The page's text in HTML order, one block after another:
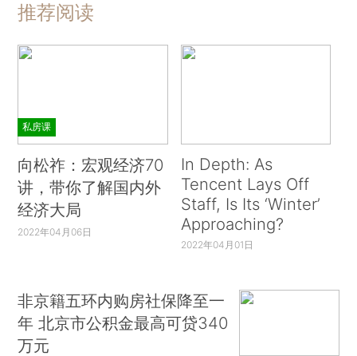
推荐阅读
私房课
向松祚：宏观经济70
讲，带你了解国内外
经济大局
2022年04月06日
In Depth: As
Tencent Lays Off
Staff, Is Its ‘Winter’
Approaching?
2022年04月01日
非京籍五环内购房社保降至一
年 北京市公积金最高可贷340
万元